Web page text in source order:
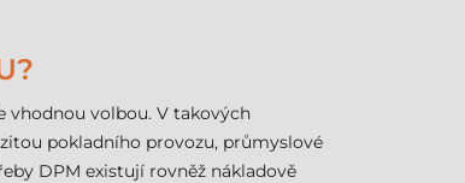
vhodnou volbou. V takových
pokladního provozu, průmyslové
DPM existují rovněž nákladově